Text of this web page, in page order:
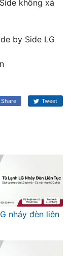
không xả
by Side LG
Share Tweet
nháy đèn liên